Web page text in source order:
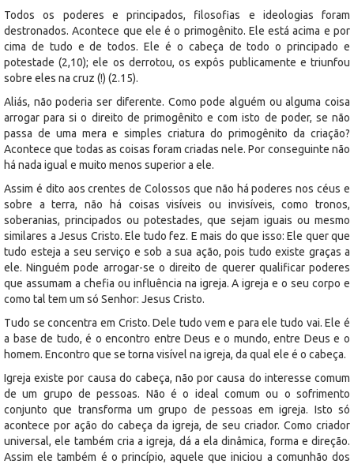
Todos os poderes e principados, filosofias e ideologias foram
destronados. Acontece que ele é o primogênito. Ele está acima e por
cima de tudo e de todos. Ele é o cabeça de todo o principado e
potestade (2,10); ele os derrotou, os expôs publicamente e triunfou
sobre eles na cruz (!) (2.15).
Aliás, não poderia ser diferente. Como pode alguém ou alguma coisa
arrogar para si o direito de primogênito e com isto de poder, se não
passa de uma mera e simples criatura do primogênito da criação?
Acontece que todas as coisas foram criadas nele. Por conseguinte não
há nada igual e muito menos superior a ele.
Assim é dito aos crentes de Colossos que não há poderes nos céus e
sobre a terra, não há coisas visíveis ou invisíveis, como tronos,
soberanias, principados ou potestades, que sejam iguais ou mesmo
similares a Jesus Cristo. Ele tudo fez. E mais do que isso: Ele quer que
tudo esteja a seu serviço e sob a sua ação, pois tudo existe graças a
ele. Ninguém pode arrogar-se o direito de querer qualificar poderes
que assumam a chefia ou influência na igreja. A igreja e o seu corpo e
como tal tem um só Senhor: Jesus Cristo.
Tudo se concentra em Cristo. Dele tudo vem e para ele tudo vai. Ele é
a base de tudo, é o encontro entre Deus e o mundo, entre Deus e o
homem. Encontro que se torna visível na igreja, da qual ele é o cabeça.
Igreja existe por causa do cabeça, não por causa do interesse comum
de um grupo de pessoas. Não é o ideal comum ou o sofrimento
conjunto que transforma um grupo de pessoas em igreja. Isto só
acontece por ação do cabeça da igreja, de seu criador. Como criador
universal, ele também cria a igreja, dá a ela dinâmica, forma e direção.
Assim ele também é o princípio, aquele que iniciou a comunhão dos